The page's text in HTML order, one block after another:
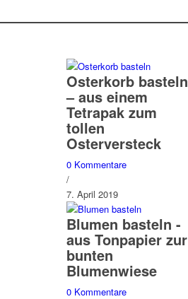
Osterkorb basteln
– aus einem
Tetrapak zum
tollen
Osterversteck
0 Kommentare
/
7. April 2019
Blumen basteln -
aus Tonpapier zur
bunten
Blumenwiese
0 Kommentare